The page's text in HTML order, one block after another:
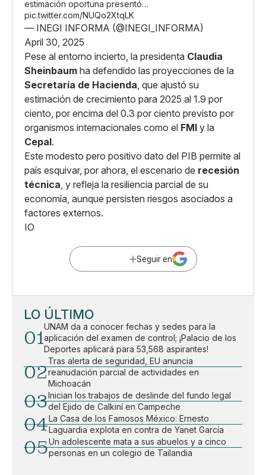
estimación oportuna presentó…
pic.twitter.com/NUQo2XtqLK
— INEGI INFORMA (@INEGI_INFORMA)
April 30, 2025
Pese al entorno incierto, la presidenta Claudia
Sheinbaum ha defendido las proyecciones de la
Secretaría de Hacienda, que ajustó su
estimación de crecimiento para 2025 al 1.9 por
ciento, por encima del 0.3 por ciento previsto por
organismos internacionales como el FMI y la
Cepal.
Este modesto pero positivo dato del PIB permite al
país esquivar, por ahora, el escenario de recesión
técnica, y refleja la resiliencia parcial de su
economía, aunque persisten riesgos asociados a
factores externos.
IO
Seguir en
LO ÚLTIMO
01
UNAM da a conocer fechas y sedes para la
aplicación del examen de control; ¡Palacio de los
Deportes aplicará para 53,568 aspirantes!
02
Tras alerta de seguridad, EU anuncia
reanudación parcial de actividades en
Michoacán
03Inician los trabajos de deslinde del fundo legal
del Ejido de Calkiní en Campeche
04La Casa de los Famosos México: Ernesto
Laguardia explota en contra de Yanet García
05Un adolescente mata a sus abuelos y a cinco
personas en un colegio de Tailandia